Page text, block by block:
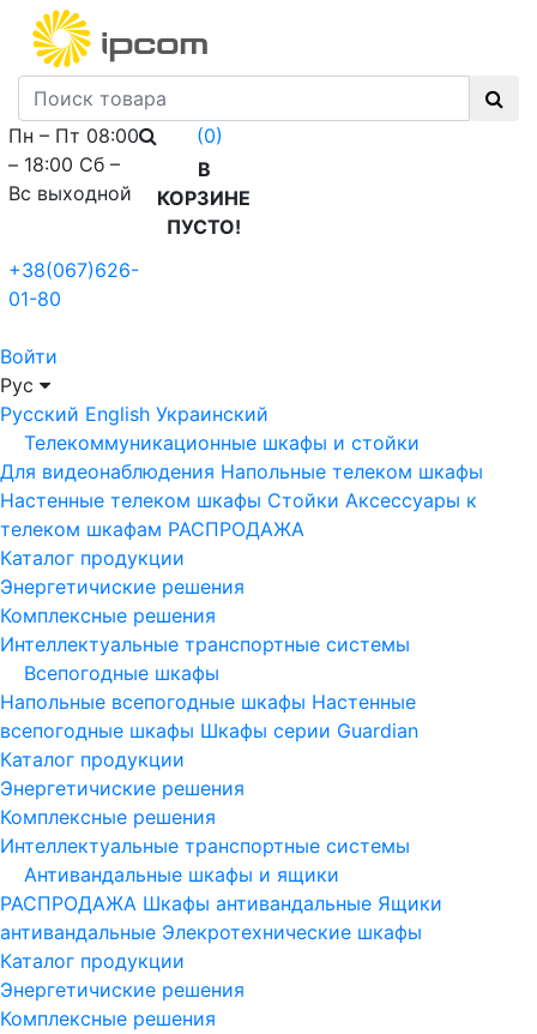
Пн – Пт 08:00
– 18:00 Сб –
Вс выходной
+38(067)626-
01-80
(0)
В
КОРЗИНЕ
ПУСТО!
Войти
Рус
Русский English Украинский
Телекоммуникационные шкафы и стойки
Для видеонаблюдения Напольные телеком шкафы
Настенные телеком шкафы Стойки Аксессуары к
телеком шкафам РАСПРОДАЖА
Каталог продукции
Энергетичиские решения
Комплексные решения
Интеллектуальные транспортные системы
Всепогодные шкафы
Напольные всепогодные шкафы Настенные
всепогодные шкафы Шкафы серии Guardian
Каталог продукции
Энергетичиские решения
Комплексные решения
Интеллектуальные транспортные системы
Антивандальные шкафы и ящики
РАСПРОДАЖА Шкафы антивандальные Ящики
антивандальные Элекротехнические шкафы
Каталог продукции
Энергетичиские решения
Комплексные решения